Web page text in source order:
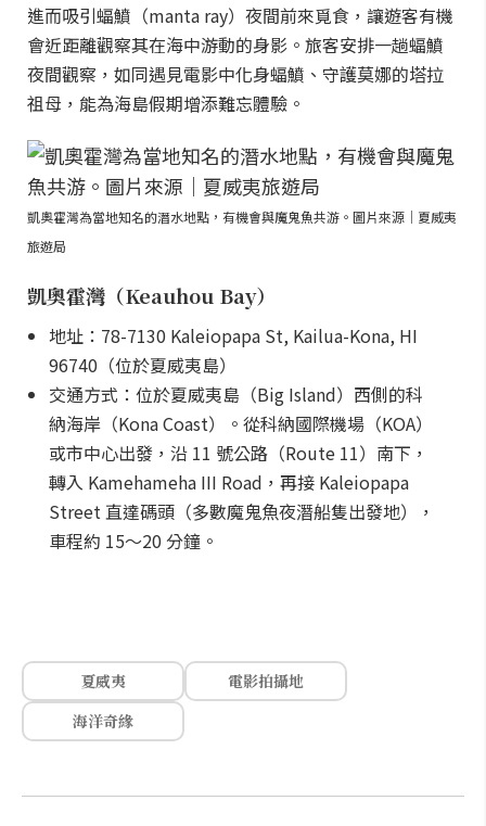
進而吸引蝠鱝（manta ray）夜間前來覓食，讓遊客有機
會近距離觀察其在海中游動的身影。旅客安排一趟蝠鱝
夜間觀察，如同遇見電影中化身蝠鱝、守護莫娜的塔拉
祖母，能為海島假期增添難忘體驗。
凱奧霍灣為當地知名的潛水地點，有機會與魔鬼魚共游。圖片來源｜夏威夷
旅遊局
凱奧霍灣（Keauhou Bay）
地址：78-7130 Kaleiopapa St, Kailua-Kona, HI
96740（位於夏威夷島）
交通方式：位於夏威夷島（Big Island）西側的科
納海岸（Kona Coast）。從科納國際機場（KOA）
或市中心出發，沿 11 號公路（Route 11）南下，
轉入 Kamehameha III Road，再接 Kaleiopapa
Street 直達碼頭（多數魔鬼魚夜潛船隻出發地），
車程約 15～20 分鐘。
夏威夷
電影拍攝地
海洋奇緣